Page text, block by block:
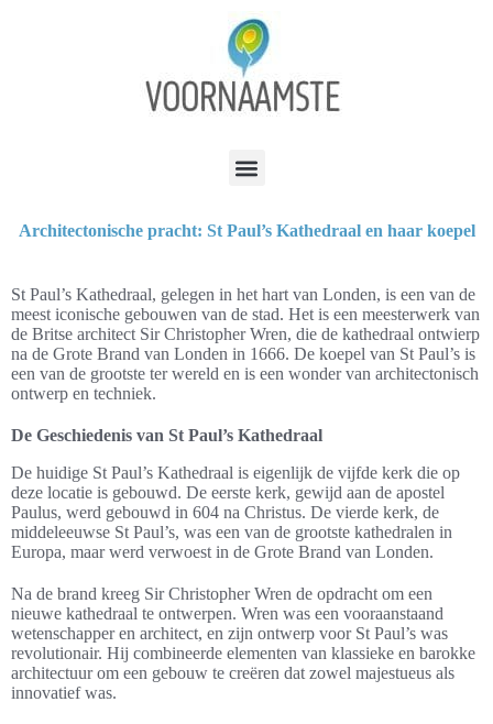
Architectonische pracht: St Paul’s Kathedraal en haar koepel
St Paul’s Kathedraal, gelegen in het hart van Londen, is een van de
meest iconische gebouwen van de stad. Het is een meesterwerk van
de Britse architect Sir Christopher Wren, die de kathedraal ontwierp
na de Grote Brand van Londen in 1666. De koepel van St Paul’s is
een van de grootste ter wereld en is een wonder van architectonisch
ontwerp en techniek.
De Geschiedenis van St Paul’s Kathedraal
De huidige St Paul’s Kathedraal is eigenlijk de vijfde kerk die op
deze locatie is gebouwd. De eerste kerk, gewijd aan de apostel
Paulus, werd gebouwd in 604 na Christus. De vierde kerk, de
middeleeuwse St Paul’s, was een van de grootste kathedralen in
Europa, maar werd verwoest in de Grote Brand van Londen.
Na de brand kreeg Sir Christopher Wren de opdracht om een
nieuwe kathedraal te ontwerpen. Wren was een vooraanstaand
wetenschapper en architect, en zijn ontwerp voor St Paul’s was
revolutionair. Hij combineerde elementen van klassieke en barokke
architectuur om een gebouw te creëren dat zowel majestueus als
innovatief was.